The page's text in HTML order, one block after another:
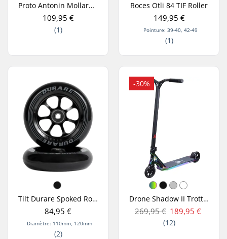
Proto Antonin Mollard Roues Trottinette Freestyle Pack de 2
109,95 €
(1)
Roces Otli 84 TIF Roller
149,95 €
Pointure: 39-40, 42-49
(1)
Tilt Durare Spoked Roues Pack de 2
84,95 €
Diamètre: 110mm, 120mm
(2)
-30%
Drone Shadow II Trottinette Freestyle
269,95 € 189,95 €
(12)